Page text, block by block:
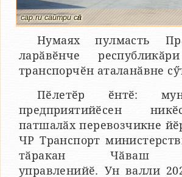
cap.ru сайтри сӑн
Нумаях пулмасть
ларӑвӗнче
транспорчӗн аталанӑвне
Пӗлетӗр ӗнтӗ:
предприятийӗсен
патшалӑх перевозчикне
ЧР Транспорт
тӑракан Чӑваш
управленийӗ. Ун валли